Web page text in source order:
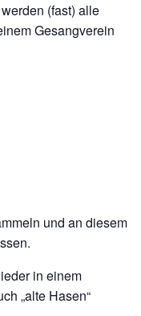
(fast) alle
Gesangverein
und an diesem
in einem
„alte Hasen“